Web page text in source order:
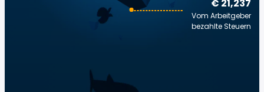
€ 21,237
Vom Arbeitgeber
bezahlte Steuern